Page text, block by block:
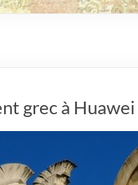
grec à Huawei